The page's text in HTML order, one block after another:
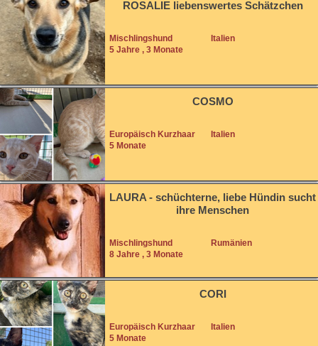
ROSALIE liebenswertes Schätzchen
Mischlingshund
5 Jahre , 3 Monate
Italien
COSMO
Europäisch Kurzhaar
5 Monate
Italien
LAURA - schüchterne, liebe Hündin sucht
ihre Menschen
Mischlingshund
8 Jahre , 3 Monate
Rumänien
CORI
Europäisch Kurzhaar
5 Monate
Italien